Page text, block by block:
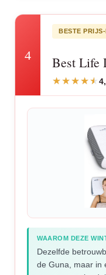
4
BESTE
Best Life
WAAROM DEZE
Dezelfde
de Guna, maar in